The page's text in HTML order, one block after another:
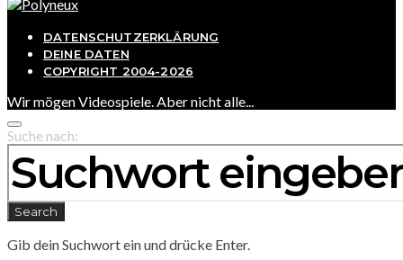
DATENSCHUTZERKLÄRUNG
DEINE DATEN
COPYRIGHT 2004-2026
Wir mögen Videospiele. Aber nicht alle...
Suche nach:
Search
Gib dein Suchwort ein und drücke Enter.